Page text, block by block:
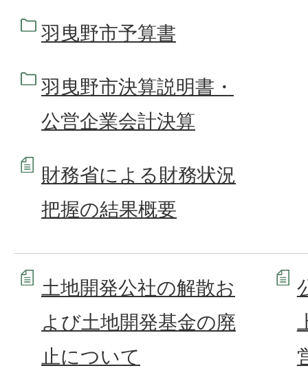
羽曳野市予算書
羽曳野市決算説明書・
公営企業会計決算
財務省による財務状況
把握の結果概要
土地開発公社の解散お
よび土地開発基金の廃
止について